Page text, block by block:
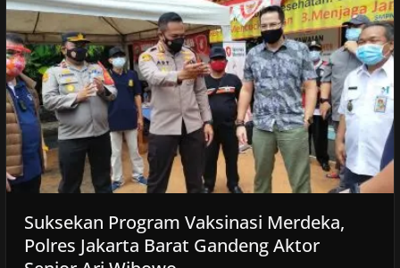
Suksekan Program Vaksinasi Merdeka,
Polres Jakarta Barat Gandeng Aktor